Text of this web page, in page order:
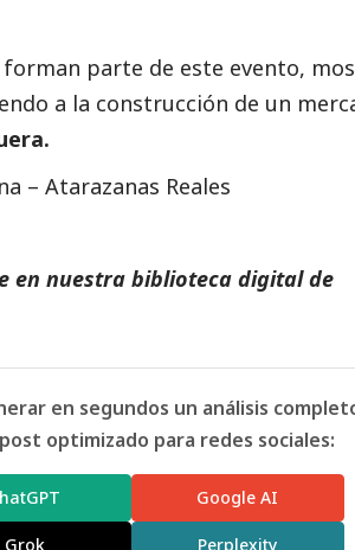
forman parte de este evento,
a la construcción de un
– Atarazanas Reales
en nuestra biblioteca digital de
en segundos un análisis
optimizado para redes sociales:
Google AI
Grok Perplexity